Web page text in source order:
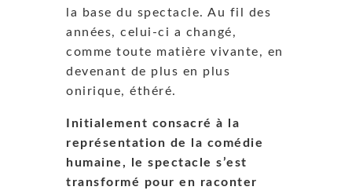
la base du spectacle. Au fil des
années, celui-ci a changé,
comme toute matière vivante, en
devenant de plus en plus
onirique, éthéré.
Initialement consacré à la
représentation de la comédie
humaine, le spectacle s’est
transformé pour en raconter